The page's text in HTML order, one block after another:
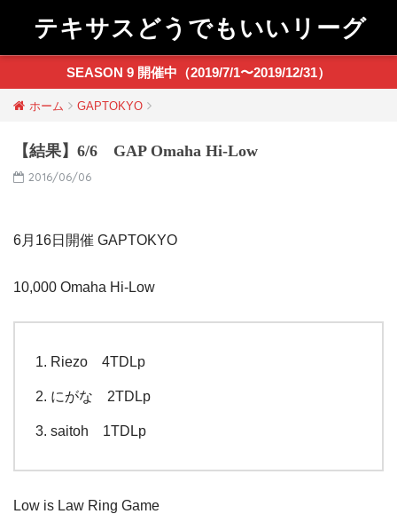
テキサスどうでもいいリーグ
SEASON 9 開催中（2019/7/1〜2019/12/31）
ホーム GAPTOKYO
【結果】6/6 GAP Omaha Hi-Low
2016/06/06
6月16日開催 GAPTOKYO
10,000 Omaha Hi-Low
Riezo 4TDLp
にがな 2TDLp
saitoh 1TDLp
Low is Law Ring Game